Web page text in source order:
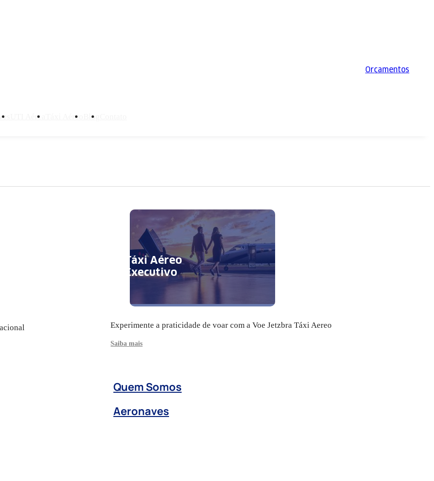
UTI Aérea Táxi Aéreo Blog
Orçamentos
Táxi Aéreo
Executivo
Experimente a praticidade de voar com a Voe Jetzbra Táxi Aereo
Saiba mais
Quem Somos
Aeronaves